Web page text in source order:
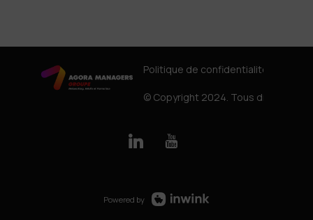
Politique de confidentialité
© Copyright 2024. Tous droits
Powered by